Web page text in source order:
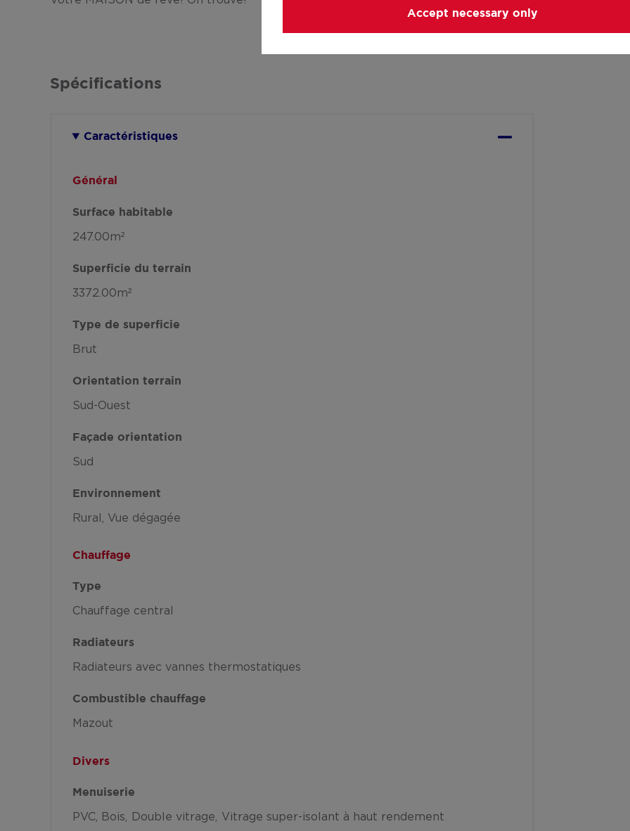
Spécifications
Caractéristiques
Général
Surface habitable
247.00m²
Superficie du terrain
3372.00m²
Type de superficie
Brut
Orientation terrain
Sud-Ouest
Façade orientation
Sud
Environnement
Rural Vue dégagée
Chauffage
Type
Chauffage central
Radiateurs
Radiateurs avec vannes thermostatiques
Combustible chauffage
Mazout
Divers
Menuiserie
PVC Bois Double vitrage Vitrage super-isolant à haut rendement
Accept necessary only